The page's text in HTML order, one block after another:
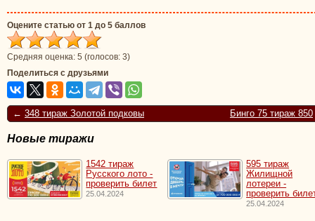
Оцените статью от 1 до 5 баллов
Средняя оценка: 5 (голосов: 3)
Поделиться с друзьями
← 348 тираж Золотой подковы Бинго 75 тираж 850
Новые тиражи
1542 тираж
Русского лото -
проверить билет
25.04.2024
595 тираж
Жилищной
лотереи -
проверить
25.04.2024